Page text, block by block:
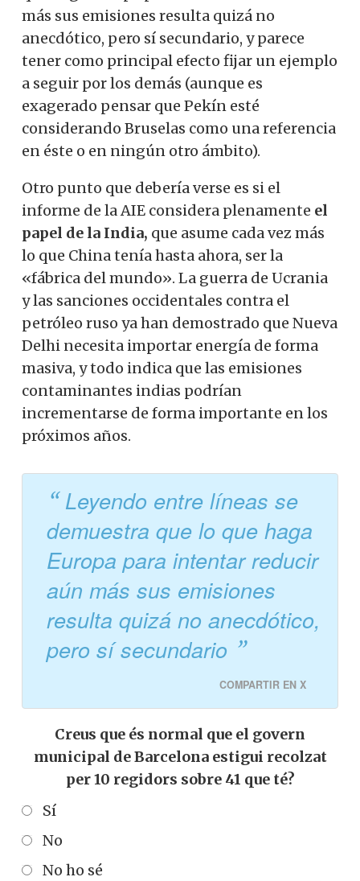
más sus emisiones resulta quizá no
anecdótico, pero sí secundario, y parece
tener como principal efecto fijar un ejemplo
a seguir por los demás (aunque es
exagerado pensar que Pekín esté
considerando Bruselas como una referencia
en éste o en ningún otro ámbito).
Otro punto que debería verse es si el
informe de la AIE considera plenamente el
papel de la India, que asume cada vez más
lo que China tenía hasta ahora, ser la
«fábrica del mundo». La guerra de Ucrania
y las sanciones occidentales contra el
petróleo ruso ya han demostrado que Nueva
Delhi necesita importar energía de forma
masiva, y todo indica que las emisiones
contaminantes indias podrían
incrementarse de forma importante en los
próximos años.
Leyendo entre líneas se
demuestra que lo que haga
Europa para intentar reducir
aún más sus emisiones
resulta quizá no anecdótico,
pero sí secundario
COMPARTIR EN X
Creus que és normal que el govern
municipal de Barcelona estigui recolzat
per 10 regidors sobre 41 que té?
Sí
No
No ho sé